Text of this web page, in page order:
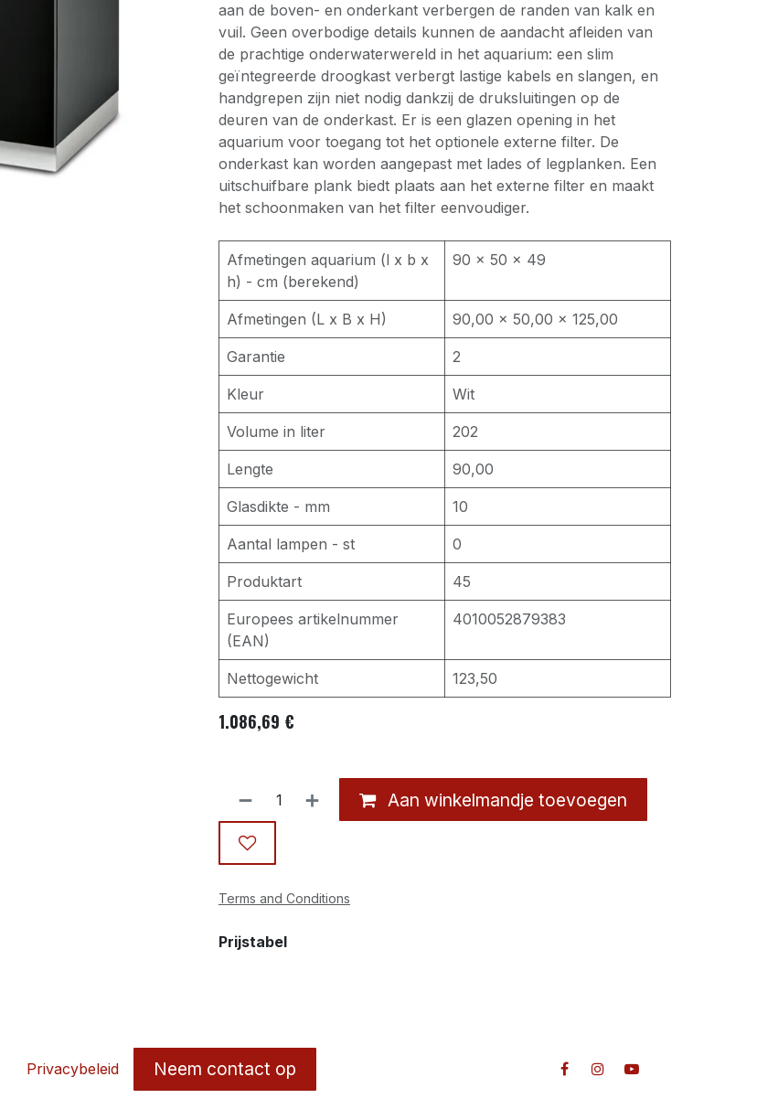
aan de boven- en onderkant verbergen de randen van kalk en
vuil. Geen overbodige details kunnen de aandacht afleiden van
de prachtige onderwaterwereld in het aquarium: een slim
geïntegreerde droogkast verbergt lastige kabels en slangen, en
handgrepen zijn niet nodig dankzij de druksluitingen op de
deuren van de onderkast. Er is een glazen opening in het
aquarium voor toegang tot het optionele externe filter. De
onderkast kan worden aangepast met lades of legplanken. Een
uitschuifbare plank biedt plaats aan het externe filter en maakt
het schoonmaken van het filter eenvoudiger.
Afmetingen aquarium (l x b x
h) - cm (berekend)
90 × 50 × 49
Afmetingen (L x B x H) 90,00 × 50,00 × 125,00
Garantie 2
Kleur Wit
Volume in liter 202
Lengte 90,00
Glasdikte - mm 10
Aantal lampen - st 0
Produktart 45
Europees artikelnummer
(EAN)
4010052879383
Nettogewicht 123,50
1.086,69 €
Aan winkelmandje toevoegen
Terms and Conditions
Prijstabel
Privacybeleid Neem contact op